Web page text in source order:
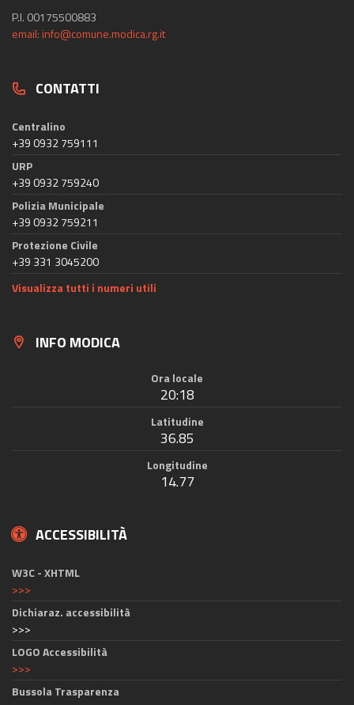
P.I. 00175500883
email: info@comune.modica.rg.it
CONTATTI
Centralino
+39 0932 759111
URP
+39 0932 759240
Polizia Municipale
+39 0932 759211
Protezione Civile
+39 331 3045200
Visualizza tutti i numeri utili
INFO MODICA
Ora locale
20:18
Latitudine
36.85
Longitudine
14.77
ACCESSIBILITÀ
W3C - XHTML
>>>
Dichiaraz. accessibilità
>>>
LOGO Accessibilità
>>>
Bussola Trasparenza